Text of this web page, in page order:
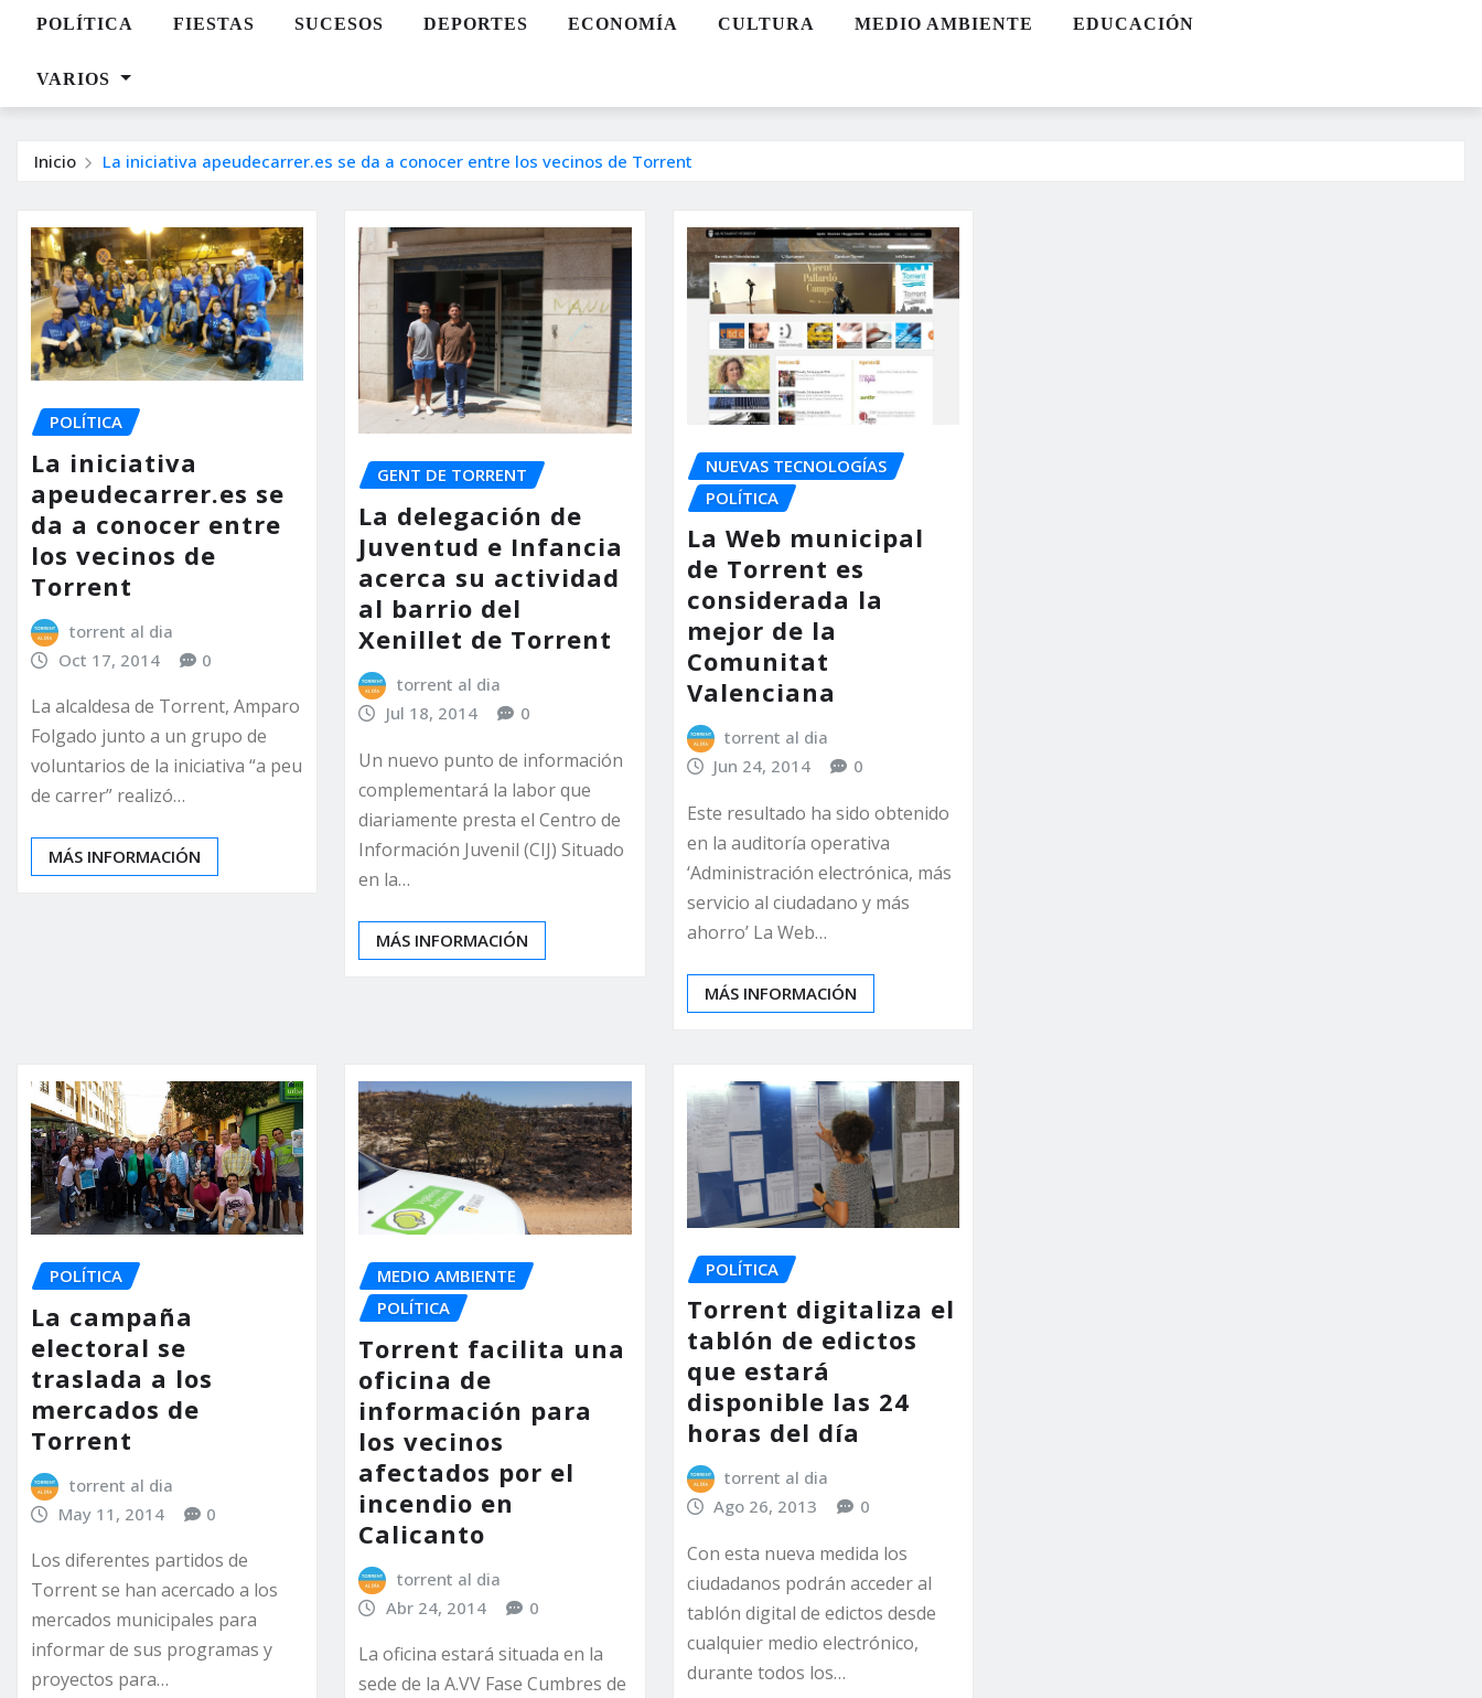
POLÍTICA FIESTAS SUCESOS DEPORTES ECONOMÍA CULTURA MEDIO AMBIENTE EDUCACIÓN
VARIOS
Inicio La iniciativa apeudecarrer.es se da a conocer entre los vecinos de Torrent
POLÍTICA
La iniciativa
apeudecarrer.es se
da a conocer entre
los vecinos de
Torrent
torrent al dia
Oct 17, 2014
0
La alcaldesa de Torrent, Amparo
Folgado junto a un grupo de
voluntarios de la iniciativa “a peu
de carrer” realizó…
MÁS INFORMACIÓN
GENT DE TORRENT
La delegación de
Juventud e Infancia
acerca su actividad
al barrio del
Xenillet de Torrent
torrent al dia
Jul 18, 2014
0
Un nuevo punto de información
complementará la labor que
diariamente presta el Centro de
Información Juvenil (CIJ) Situado
en la…
MÁS INFORMACIÓN
NUEVAS TECNOLOGÍAS
POLÍTICA
La Web municipal
de Torrent es
considerada la
mejor de la
Comunitat
Valenciana
torrent al dia
Jun 24, 2014
0
Este resultado ha sido obtenido
en la auditoría operativa
‘Administración electrónica, más
servicio al ciudadano y más
ahorro’ La Web…
MÁS INFORMACIÓN
POLÍTICA
La campaña
electoral se
traslada a los
mercados de
Torrent
torrent al dia
May 11, 2014
0
Los diferentes partidos de
Torrent se han acercado a los
mercados municipales para
informar de sus programas y
proyectos para…
MEDIO AMBIENTE
POLÍTICA
Torrent facilita una
oficina de
información para
los vecinos
afectados por el
incendio en
Calicanto
torrent al dia
Abr 24, 2014
0
La oficina estará situada en la
sede de la A.VV Fase Cumbres de
POLÍTICA
Torrent digitaliza el
tablón de edictos
que estará
disponible las 24
horas del día
torrent al dia
Ago 26, 2013
0
Con esta nueva medida los
ciudadanos podrán acceder al
tablón digital de edictos desde
cualquier medio electrónico,
durante todos los…